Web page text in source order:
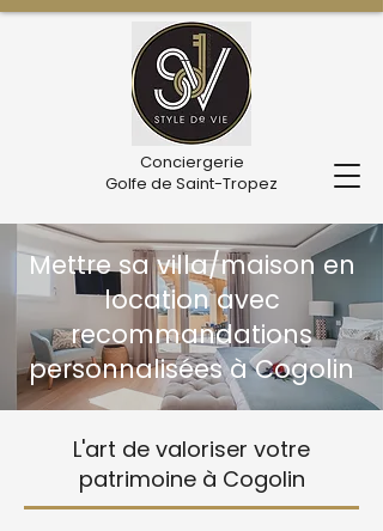
Conciergerie
Golfe de Saint-Tropez
Mettre sa villa/maison en
location avec
recommandations
personnalisées à Cogolin
L'art de valoriser votre
patrimoine à Cogolin